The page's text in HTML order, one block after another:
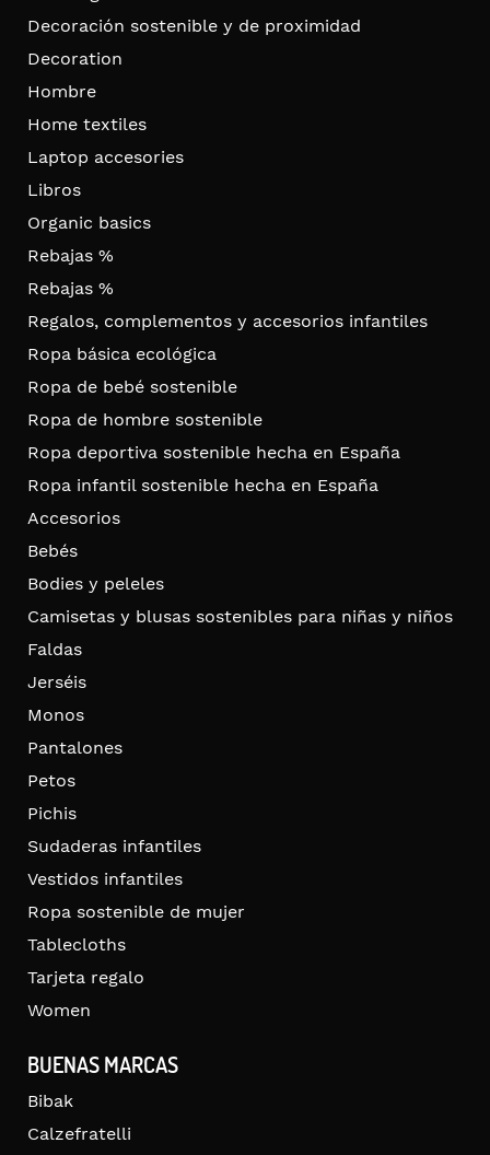
Decoración sostenible y de proximidad
Decoration
Hombre
Home textiles
Laptop accesories
Libros
Organic basics
Rebajas %
Rebajas %
Regalos, complementos y accesorios infantiles
Ropa básica ecológica
Ropa de bebé sostenible
Ropa de hombre sostenible
Ropa deportiva sostenible hecha en España
Ropa infantil sostenible hecha en España
Accesorios
Bebés
Bodies y peleles
Camisetas y blusas sostenibles para niñas y niños
Faldas
Jerséis
Monos
Pantalones
Petos
Pichis
Sudaderas infantiles
Vestidos infantiles
Ropa sostenible de mujer
Tablecloths
Tarjeta regalo
Women
BUENAS MARCAS
Bibak
Calzefratelli